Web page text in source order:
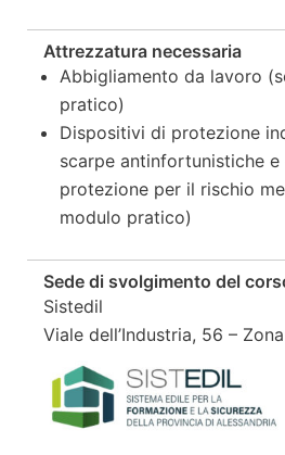
Attrezzatura necessaria
Abbigliamento da lavoro
pratico)
Dispositivi di protezione
scarpe antinfortunistiche e
protezione per il rischio
modulo pratico)
Sede di svolgimento del
Sistedil
Viale dell’Industria, 56 –